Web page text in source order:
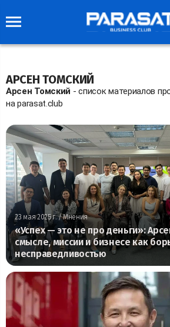
АРСЕН ТОМСКИЙ
Арсен Томский - список материалов
на parasat.club
23 мая 2025 г./ Мнения
«Успех — это не про деньги»:
смысле, миссии и бизнесе как
несправедливостью